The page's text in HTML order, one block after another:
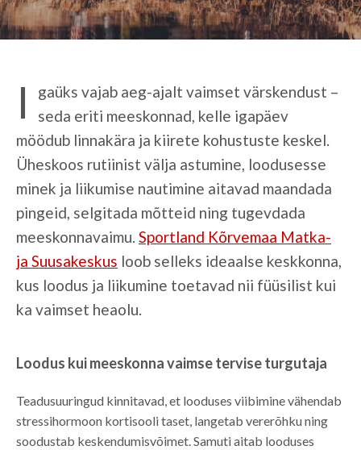
I
gaüks vajab aeg-ajalt vaimset värskendust –
seda eriti meeskonnad, kelle igapäev
möödub linnakära ja kiirete kohustuste keskel.
Üheskoos rutiinist välja astumine, loodusesse
minek ja liikumise nautimine aitavad maandada
pingeid, selgitada mõtteid ning tugevdada
meeskonnavaimu. Sportland Kõrvemaa Matka-
ja Suusakeskus loob selleks ideaalse keskkonna,
kus loodus ja liikumine toetavad nii füüsilist kui
ka vaimset heaolu.
Loodus kui meeskonna vaimse tervise turgutaja
Teadusuuringud kinnitavad, et looduses viibimine vähendab
stressihormoon kortisooli taset, langetab vererõhku ning
soodustab keskendumisvõimet. Samuti aitab looduses